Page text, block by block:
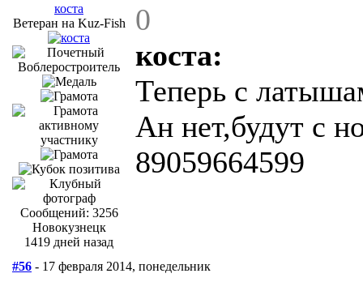
коста
Ветеран на Kuz-Fish
Сообщений: 3256
Новокузнецк
1419 дней назад
0
коста:
Теперь с
Ан нет,будут с
89059664599
#56 - 17 февраля 2014, понедельник